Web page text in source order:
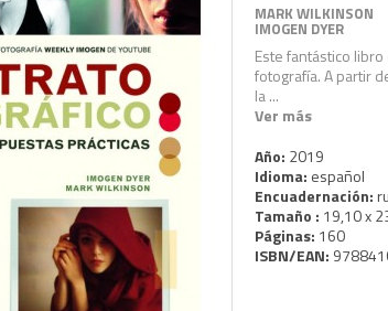
MARK WILKINSON
IMOGEN DYER
Este fantástico
fotografía. A partir
la ...
Ver más
Año: 2019
Idioma: español
Encuadernación:
Tamaño : 19,10 x
Páginas: 160
ISBN/EAN: